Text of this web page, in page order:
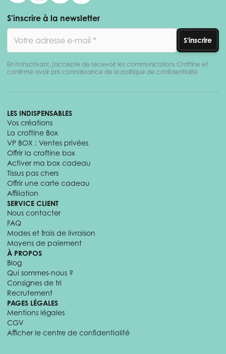
S'inscrire à la newsletter
S'inscrire
En m'inscrivant, j'accepte de recevoir les communications Craftine et
confirme avoir pris connaissance de la politique de confidentialité
LES INDISPENSABLES
Vos créations
La craftine Box
VP BOX : Ventes privées
Offrir la craftine box
Activer ma box cadeau
Tissus pas chers
Offrir une carte cadeau
Affiliation
SERVICE CLIENT
Nous contacter
FAQ
Modes et frais de livraison
Moyens de paiement
À PROPOS
Blog
Qui sommes-nous ?
Consignes de tri
Recrutement
PAGES LÉGALES
Mentions légales
CGV
Afficher le centre de confidentialité